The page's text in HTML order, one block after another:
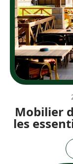
Mobilier
les